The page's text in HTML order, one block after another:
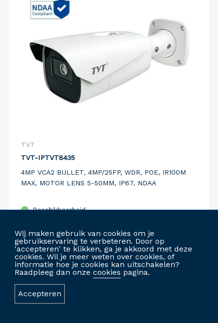
TVT
TVT-IPTVT8435
4MP VCA2 BULLET, 4MP/25FP, WDR, POE, IR100M
MAX, MOTOR LENS 5-50MM, IP67, NDAA
Beschikbaarheid
Vergelijk
INLOGGEN OM TE BESTELLEN
Wij maken gebruik van cookies om je
gebruikservaring te verbeteren. Door op
'accepteren' te klikken, ga je akkoord met deze
cookies. Wil je meer weten over cookies, of
informatie hoe je cookies kan uitschakelen?
Raadpleeg dan onze cookies pagina.
Accepteren
GEPERSONALISEERDE WEBSITE